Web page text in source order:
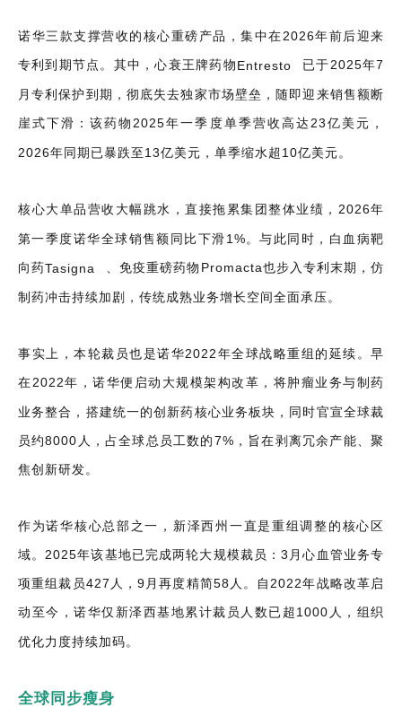
诺华三款支撑营收的核心重磅产品，集中在2026年前后迎来
专利到期节点。其中，心衰王牌药物Entresto 已于2025年7
月专利保护到期，彻底失去独家市场壁垒，随即迎来销售额断
崖式下滑：该药物2025年一季度单季营收高达23亿美元，
2026年同期已暴跌至13亿美元，单季缩水超10亿美元。
核心大单品营收大幅跳水，直接拖累集团整体业绩，2026年
第一季度诺华全球销售额同比下滑1%。与此同时，白血病靶
向药Tasigna 、免疫重磅药物Promacta也步入专利末期，仿
制药冲击持续加剧，传统成熟业务增长空间全面承压。
事实上，本轮裁员也是诺华2022年全球战略重组的延续。早
在2022年，诺华便启动大规模架构改革，将肿瘤业务与制药
业务整合，搭建统一的创新药核心业务板块，同时官宣全球裁
员约8000人，占全球总员工数的7%，旨在剥离冗余产能、聚
焦创新研发。
作为诺华核心总部之一，新泽西州一直是重组调整的核心区
域。2025年该基地已完成两轮大规模裁员：3月心血管业务专
项重组裁员427人，9月再度精简58人。自2022年战略改革启
动至今，诺华仅新泽西基地累计裁员人数已超1000人，组织
优化力度持续加码。
全球同步瘦身